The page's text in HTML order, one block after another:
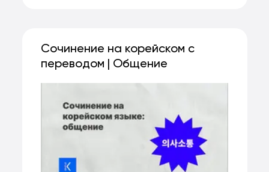
Сочинение на корейском с
переводом | Общение